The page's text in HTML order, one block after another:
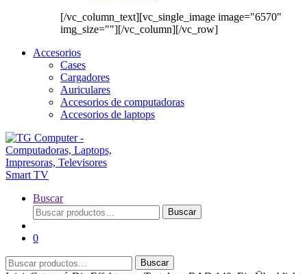
[/vc_column_text][vc_single_image image="6570"
img_size=""][/vc_column][/vc_row]
Accesorios
Cases
Cargadores
Auriculares
Accesorios de computadoras
Accesorios de laptops
Buscar
Buscar
por:
Buscar
0
Buscar
Buscar